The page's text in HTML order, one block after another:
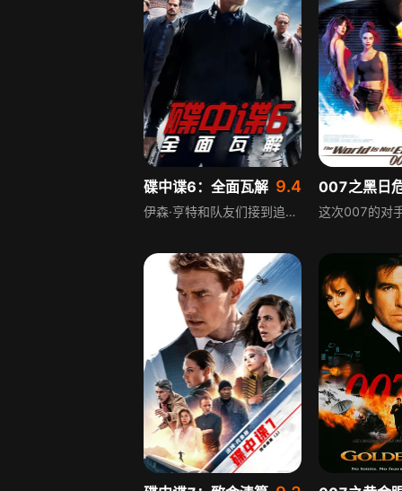
碟中谍6：全面瓦解 9.4
伊森·亨特和队友们接到追回三枚大杀伤性核武器的任务，眼看任务即将完成，为了挽救队友卢瑟的生命，三枚核武器被人趁机带走。中情局负责人斯隆女士调来手下得力干将沃克，让他监督伊森·亨特完成追回核武器的任务。期间女特工伊尔莎突然出现，伊森·亨特逐渐发现，自己要面对的不仅是恐怖分子，还有潜藏在政府部门的内鬼，局势变得愈发复杂危险。